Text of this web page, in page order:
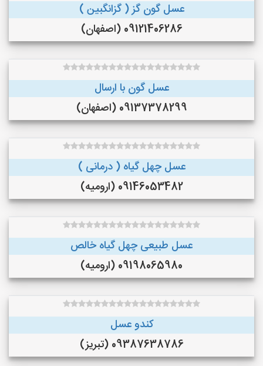
عسل گون گز ( گزانگبین )
09121406286 (اصفهان)
عسل گون با ارسال
09137378299 (اصفهان)
عسل چهل گیاه ( درمانی )
09146053482 (ارومیه)
عسل طبیعی چهل گیاه خالص
09198065980 (ارومیه)
کندو عسل
09387638786 (تبریز)